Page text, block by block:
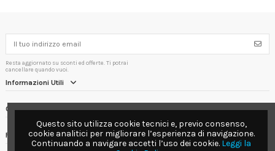
Resta aggiornato su sconti ed offerte. Ti potrai
cancellare quando vuoi.
Informazioni Utili
Contact us
Follow us
Questo sito utilizza cookie tecnici e, previo consenso,
cookie analitici per migliorare l’esperienza di navigazione.
Continuando a navigare accetti l’uso dei cookie. Leggi la